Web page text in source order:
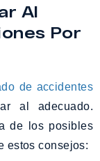
Al
Por
de accidentes
al adecuado.
de los posibles
estos consejos: